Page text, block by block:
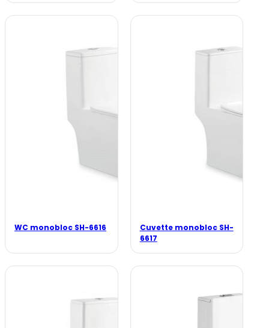
WC monobloc SH-6616
Cuvette monobloc SH-
6617